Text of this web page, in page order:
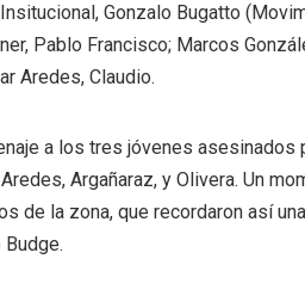
Gonzalo Bugatto
Pablo Francisco; Marcos
Aredes, Claudio.
a los tres jóvenes
Argañaraz, y Olivera. Un
de la zona, que recordaron así